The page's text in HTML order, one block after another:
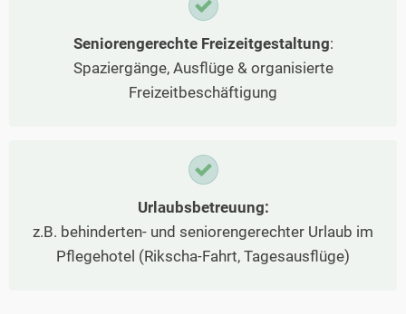
Seniorengerechte Freizeitgestaltung:
Spaziergänge, Ausflüge & organisierte
Freizeitbeschäftigung
Urlaubsbetreuung:
z.B. behinderten- und seniorengerechter Urlaub im
Pflegehotel (Rikscha-Fahrt, Tagesausflüge)